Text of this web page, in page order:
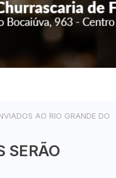
AO RIO GRANDE DO
SERÃO